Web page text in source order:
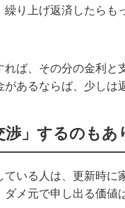
り上げ返済したらも
れば、その分の金利
があるならば、少しは
」するのもあ
ている人は、更新時に
ダメ元で申し出る価値